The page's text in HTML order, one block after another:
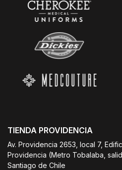
TIENDA PROVIDENCIA
Av. Providencia 2653, local 7,
Providencia (Metro Tobalaba,
Santiago de Chile